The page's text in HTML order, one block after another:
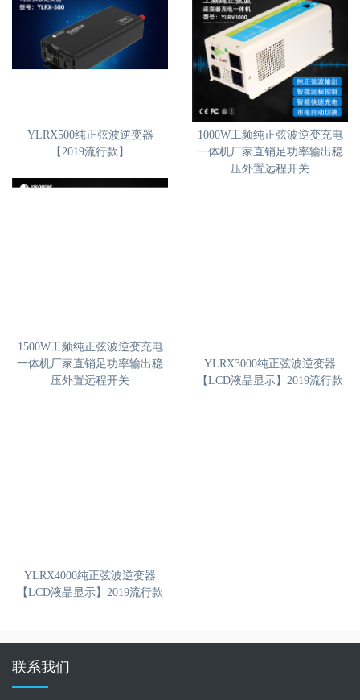
YLRX500纯正弦波逆变器
【2019流行款】
1000W工频纯正弦波逆变充电
一体机厂家直销足功率输出稳
压外置远程开关
1500W工频纯正弦波逆变充电
一体机厂家直销足功率输出稳
压外置远程开关
YLRX3000纯正弦波逆变器
【LCD液晶显示】2019流行款
YLRX4000纯正弦波逆变器
【LCD液晶显示】2019流行款
联系我们